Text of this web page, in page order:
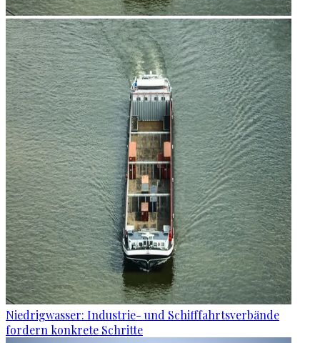
Niedrigwasser: Industrie- und Schifffahrtsverbände
fordern konkrete Schritte